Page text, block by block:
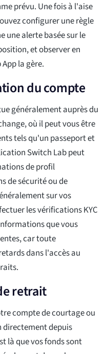
prévu. Une fois à l'aise
configurer une règle
alerte basée sur le
et observer en
la gère.
du compte
généralement auprès du
où il peut vous être
tels qu'un passeport et
Switch Lab peut
de profil
de sécurité ou de
sur vos
les vérifications KYC
que vous
car toute
dans l'accès au
retrait
compte de courtage ou
directement depuis
là que vos fonds sont